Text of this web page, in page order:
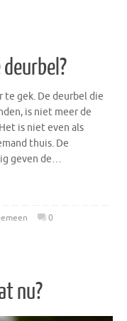
te gek. De deurbel die
is niet meer de
is niet even als
thuis. De
geven de…
0
nu?